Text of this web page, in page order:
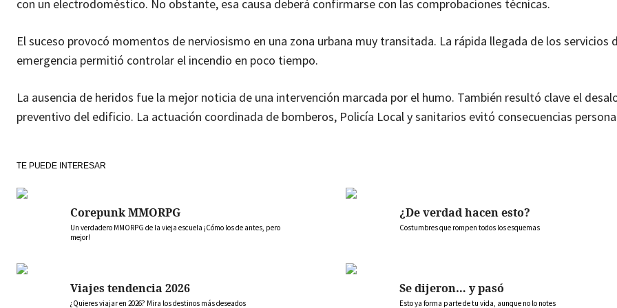
con un electrodoméstico. No obstante, esa causa deberá confirmarse con las comprobaciones técnicas.
El suceso provocó momentos de nerviosismo en una zona urbana muy transitada. La rápida llegada de los servicios
emergencia permitió controlar el incendio en poco tiempo.
La ausencia de heridos fue la mejor noticia de una intervención marcada por el humo. También resultó clave el
preventivo del edificio. La actuación coordinada de bomberos, Policía Local y sanitarios evitó consecuencias
TE PUEDE INTERESAR
Corepunk MMORPG
Un verdadero MMORPG de la vieja escuela ¡Cómo los de antes, pero
mejor!
¿De verdad hacen esto?
Costumbres que rompen todos los esquemas
Viajes tendencia 2026
¿Quieres viajar en 2026? Mira los destinos más deseados
Se dijeron… y pasó
Esto ya forma parte de tu vida, aunque no lo notes